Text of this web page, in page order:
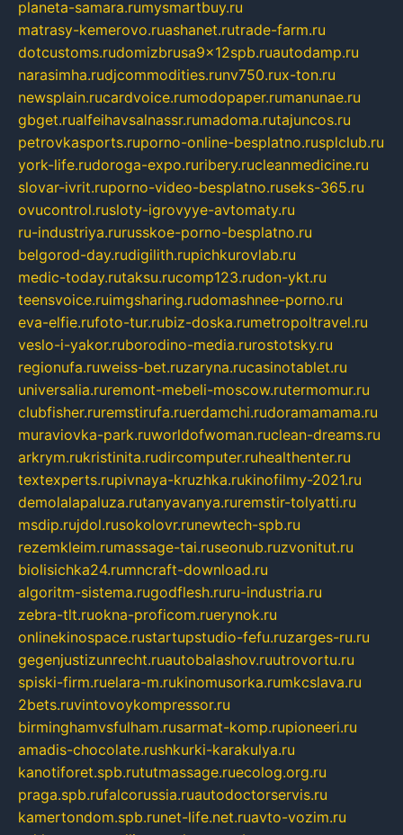
planeta-samara.rumysmartbuy.ru
matrasy-kemerovo.ruashanet.rutrade-farm.ru
dotcustoms.rudomizbrusa9x12spb.ruautodamp.ru
narasimha.rudjcommodities.runv750.rux-ton.ru
newsplain.rucardvoice.rumodopaper.rumanunae.ru
gbget.rualfeihavsalnassr.rumadoma.rutajuncos.ru
petrovkasports.ruporno-online-besplatno.rusplclub.ru
york-life.rudoroga-expo.ruribery.rucleanmedicine.ru
slovar-ivrit.ruporno-video-besplatno.ruseks-365.ru
ovucontrol.rusloty-igrovyye-avtomaty.ru
ru-industriya.rurusskoe-porno-besplatno.ru
belgorod-day.rudigilith.rupichkurovlab.ru
medic-today.rutaksu.rucomp123.rudon-ykt.ru
teensvoice.ruimgsharing.rudomashnee-porno.ru
eva-elfie.rufoto-tur.rubiz-doska.rumetropoltravel.ru
veslo-i-yakor.ruborodino-media.rurostotsky.ru
regionufa.ruweiss-bet.ruzaryna.rucasinotablet.ru
universalia.ruremont-mebeli-moscow.rutermomur.ru
clubfisher.ruremstirufa.ruerdamchi.rudoramamama.ru
muraviovka-park.ruworldofwoman.ruclean-dreams.ru
arkrym.rukristinita.rudircomputer.ruhealthenter.ru
textexperts.rupivnaya-kruzhka.rukinofilmy-2021.ru
demolalapaluza.rutanyavanya.ruremstir-tolyatti.ru
msdip.rujdol.rusokolovr.runewtech-spb.ru
rezemkleim.rumassage-tai.ruseonub.ruzvonitut.ru
biolisichka24.rumncraft-download.ru
algoritm-sistema.rugodflesh.ruru-industria.ru
zebra-tlt.ruokna-proficom.ruerynok.ru
onlinekinospace.rustartupstudio-fefu.ruzarges-ru.ru
gegenjustizunrecht.ruautobalashov.ruutrovortu.ru
spiski-firm.ruelara-m.rukinomusorka.rumkcslava.ru
2bets.ruvintovoykompressor.ru
birminghamvsfulham.rusarmat-komp.rupioneeri.ru
amadis-chocolate.rushkurki-karakulya.ru
kanotiforet.spb.rututmassage.ruecolog.org.ru
praga.spb.rufalcorussia.ruautodoctorservis.ru
kamertondom.spb.runet-life.net.ruavto-vozim.ru